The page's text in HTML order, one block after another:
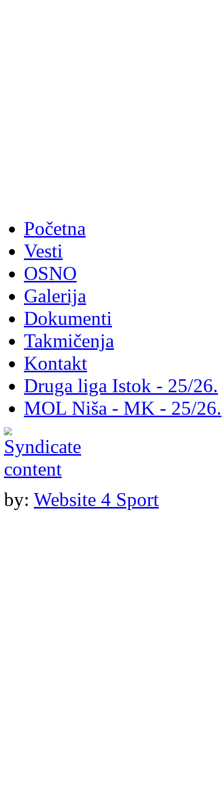
Početna
Vesti
OSNO
Galerija
Dokumenti
Takmičenja
Kontakt
Druga liga Istok - 25/26.
MOL Niša - MK - 25/26.
by: Website 4 Sport